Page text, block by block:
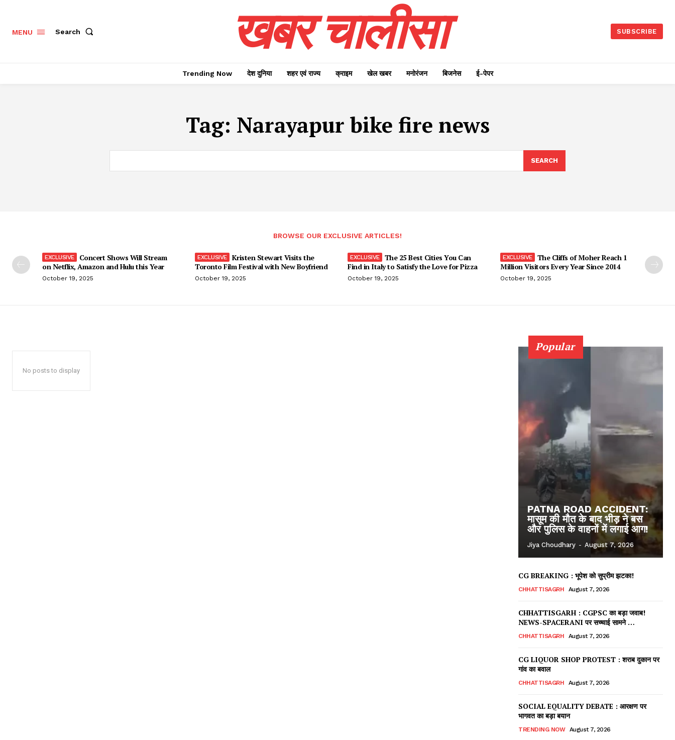
MENU Search खबर चालीसा SUBSCRIBE
Trending Now देश दुनिया शहर एवं राज्य क्राइम खेल खबर मनोरंजन बिजनेस ई-पेपर
Tag: Narayapur bike fire news
SEARCH
BROWSE OUR EXCLUSIVE ARTICLES!
Concert Shows Will Stream
on Netflix, Amazon and Hulu this Year
October 19, 2025
Kristen Stewart Visits the
Toronto Film Festival with New Boyfriend
October 19, 2025
The 25 Best Cities You Can
Find in Italy to Satisfy the Love for Pizza
October 19, 2025
The Cliffs of Moher Reach 1
Million Visitors Every Year Since 2014
October 19, 2025
No posts to display
Popular
PATNA ROAD ACCIDENT:
मासूम की मौत के बाद भीड़ ने बस
और पुलिस के वाहनों में लगाई आग!
Jiya Choudhary - August 7, 2026
CG BREAKING : भूपेश को सुप्रीम झटका!
CHHATTISAGRH August 7, 2026
CHHATTISGARH : CGPSC का बड़ा जवाब!
NEWS-SPACERANI पर सच्चाई सामने …
CHHATTISAGRH August 7, 2026
CG LIQUOR SHOP PROTEST : शराब दुकान पर
गांव का बवाल
CHHATTISAGRH August 7, 2026
SOCIAL EQUALITY DEBATE : आरक्षण पर
भागवत का बड़ा बयान
TRENDING NOW August 7, 2026